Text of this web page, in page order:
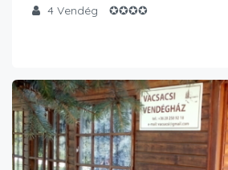
4 Vendég ✪✪✪✪